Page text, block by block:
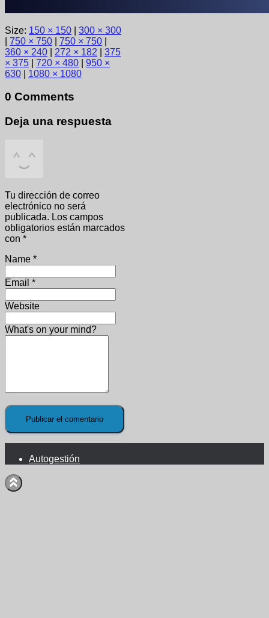
Size: 150 × 150
300 × 300
750 × 750 750 × 750
360 × 240
272 × 182
375
× 375
720 × 480
950 ×
630
1080 × 1080
0 Comments
Deja una respuesta
Tu dirección de correo
electrónico no será
publicada. Los campos
obligatorios están marcados
con *
Name *
Email *
Website
What's on your mind?
Autogestión